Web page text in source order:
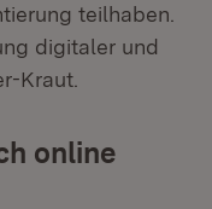
teilhaben.
digitaler und
Kraut.
online